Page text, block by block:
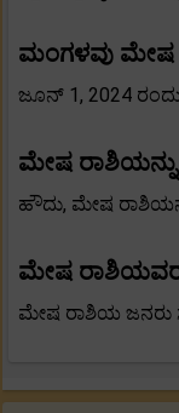
ಮಂಗಳವು ಮೇಷ
ಜೂನ್ 1, 2024
ಮೇಷ
ಹೌದು, ಮೇಷ
ಮೇಷ
ಮೇಷ ರಾಶಿಯ ಜನರು